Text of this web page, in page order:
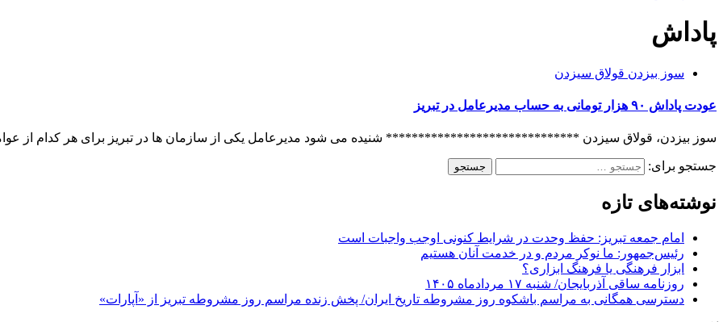
پاداش
سوز بیزدن قولاق سیزدن
عودت پاداش ۹۰ هزار تومانی به حساب مدیرعامل در تبریز
سوز بیزدن، قولاق سیزدن ****************************** شنیده می شود مدیرعامل یکی از سازمان ها در تبریز برای هر کدام از
جستجو برای:
نوشته‌های تازه
امام جمعه تبریز: حفظ وحدت در شرایط کنونی اوجب واجبات است
رئیس‌جمهور: ما نوکر مردم و در خدمت آنان هستیم
ابزار فرهنگی یا فرهنگ ابزاری؟
روزنامه ساقی آذربایجان/ شنبه ۱۷ مردادماه ۱۴۰۵
دسترسی همگانی به مراسم باشکوه روز مشروطه تاریخ ایران/ پخش زنده مراسم روز مشروطه تبریز از «آپارات»